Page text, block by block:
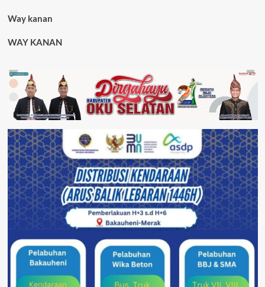
Way kanan
WAY KANAN